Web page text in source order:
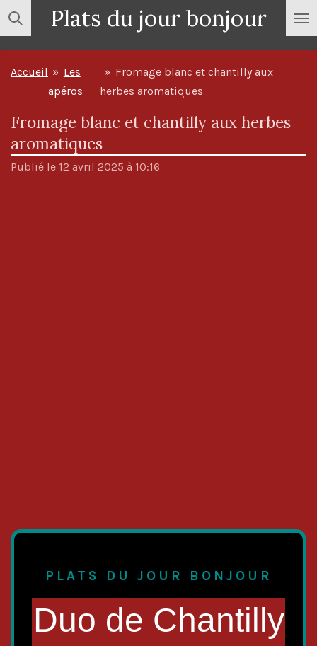
Passer
au
contenu
principal
Plats du jour bonjour
Accueil » Les
apéros
» Fromage blanc et chantilly aux
herbes aromatiques
Fromage blanc et chantilly aux herbes
aromatiques
Publié le 12 avril 2025 à 10:16
PLATS DU JOUR BONJOUR
Duo de Chantilly